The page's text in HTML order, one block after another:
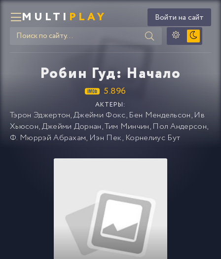
MULTI PLAY Войти на сайт
Робин Гуд: Начало
5.896
АКТЕРЫ:
Тэрон Эджертон,Джейми Фокс, Бен Мендельсон, Ив
Хьюсон,Джейми Дорнан,Тим Минчин, Пол Андерсон,
Ф. Мюррэй Абрахам, Иэн Пек, Корнелиус Бут